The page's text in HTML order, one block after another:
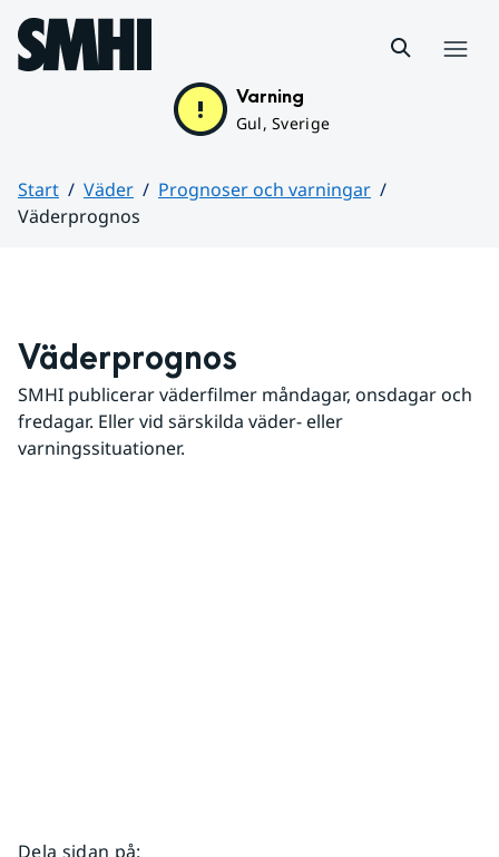
Hoppa till sidans innehåll
Varning
Gul, Sverige
Start Väder
Prognoser och varningar
Väderprognos
Väderprognos
SMHI publicerar väderfilmer måndagar, onsdagar och
fredagar. Eller vid särskilda väder- eller
varningssituationer.
Dela sidan på: